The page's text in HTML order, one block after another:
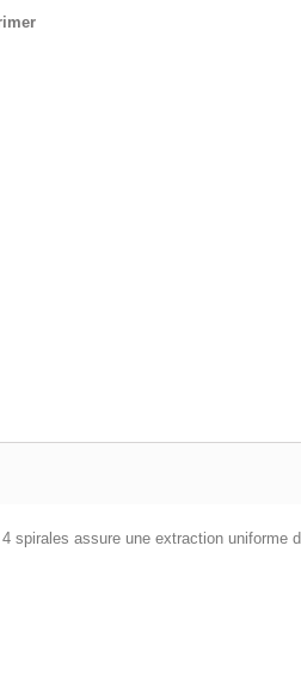
spirales assure une extraction uniforme